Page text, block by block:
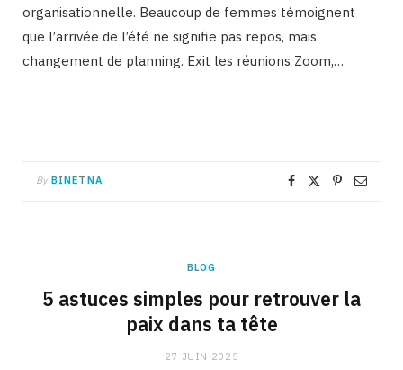
organisationnelle. Beaucoup de femmes témoignent
que l’arrivée de l’été ne signifie pas repos, mais
changement de planning. Exit les réunions Zoom,…
By BINETNA
BLOG
5 astuces simples pour retrouver la
paix dans ta tête
27 JUIN 2025